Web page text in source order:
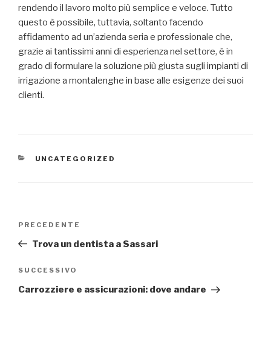
rendendo il lavoro molto più semplice e veloce. Tutto
questo è possibile, tuttavia, soltanto facendo
affidamento ad un’azienda seria e professionale che,
grazie ai tantissimi anni di esperienza nel settore, è in
grado di formulare la soluzione più giusta sugli impianti di
irrigazione a montalenghe in base alle esigenze dei suoi
clienti.
CATEGORIE
UNCATEGORIZED
Articolo
precedente:
PRECEDENTE
Trova un dentista a Sassari
Articolo
successivo
SUCCESSIVO
Carrozziere e assicurazioni: dove andare